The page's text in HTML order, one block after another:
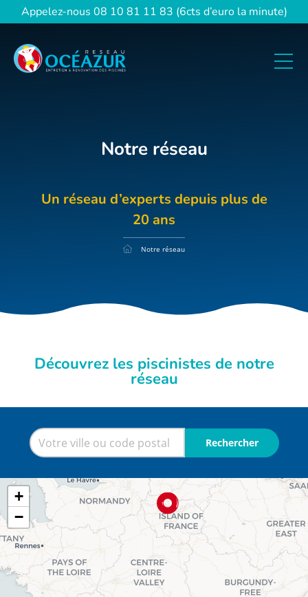
Panneau de gestion des cookies
Appelez-nous 08 10 81 11 83 (6cts d’euro la minute)
Notre réseau
Un réseau d’experts depuis plus de
20 ans
Notre réseau
Découvrez les piscinistes de notre
réseau
Rechercher
ville
ou
un
code
postal
Rechercher
+
−